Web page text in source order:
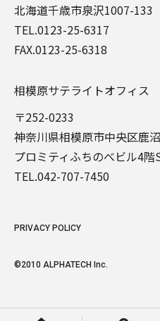
北海道千歳市泉沢1007-133
TEL.0123-25-6317
FAX.0123-25-6318
相模原サテライトオフィス
〒252-0233
神奈川県相模原市中央区鹿
プロミティふちのべビル4階
TEL.042-707-7450
PRIVACY POLICY
©2010 ALPHATECH Inc.